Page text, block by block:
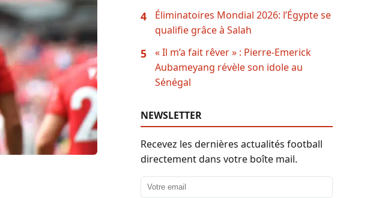
4
Éliminatoires Mondial 2026: l’Égypte se
qualifie grâce à Salah
5
« Il m’a fait rêver » : Pierre-Emerick
Aubameyang révèle son idole au
Sénégal
NEWSLETTER
Recevez les dernières actualités football
directement dans votre boîte mail.
Adresse email